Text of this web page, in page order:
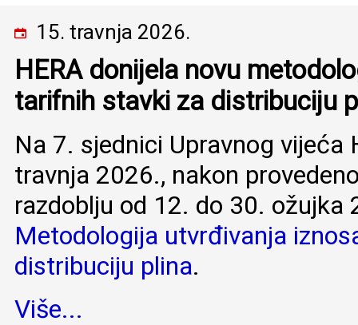
15. travnja 2026.
HERA donijela novu
tarifnih stavki za distribuciju
Na 7. sjednici Upravnog vijeća
travnja 2026., nakon
razdoblju od 12. do 30. ožujka
Metodologija utvrđivanja
distribuciju plina.
Više...